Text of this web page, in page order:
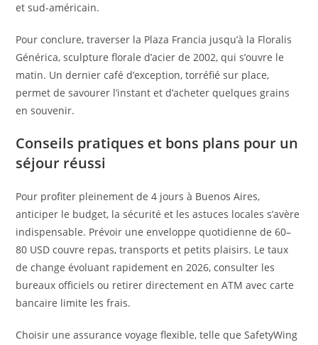
et sud-américain.
Pour conclure, traverser la Plaza Francia jusqu’à la Floralis
Générica, sculpture florale d’acier de 2002, qui s’ouvre le
matin. Un dernier café d’exception, torréfié sur place,
permet de savourer l’instant et d’acheter quelques grains
en souvenir.
Conseils pratiques et bons plans pour un
séjour réussi
Pour profiter pleinement de 4 jours à Buenos Aires,
anticiper le budget, la sécurité et les astuces locales s’avère
indispensable. Prévoir une enveloppe quotidienne de 60–
80 USD couvre repas, transports et petits plaisirs. Le taux
de change évoluant rapidement en 2026, consulter les
bureaux officiels ou retirer directement en ATM avec carte
bancaire limite les frais.
Choisir une assurance voyage flexible, telle que SafetyWing